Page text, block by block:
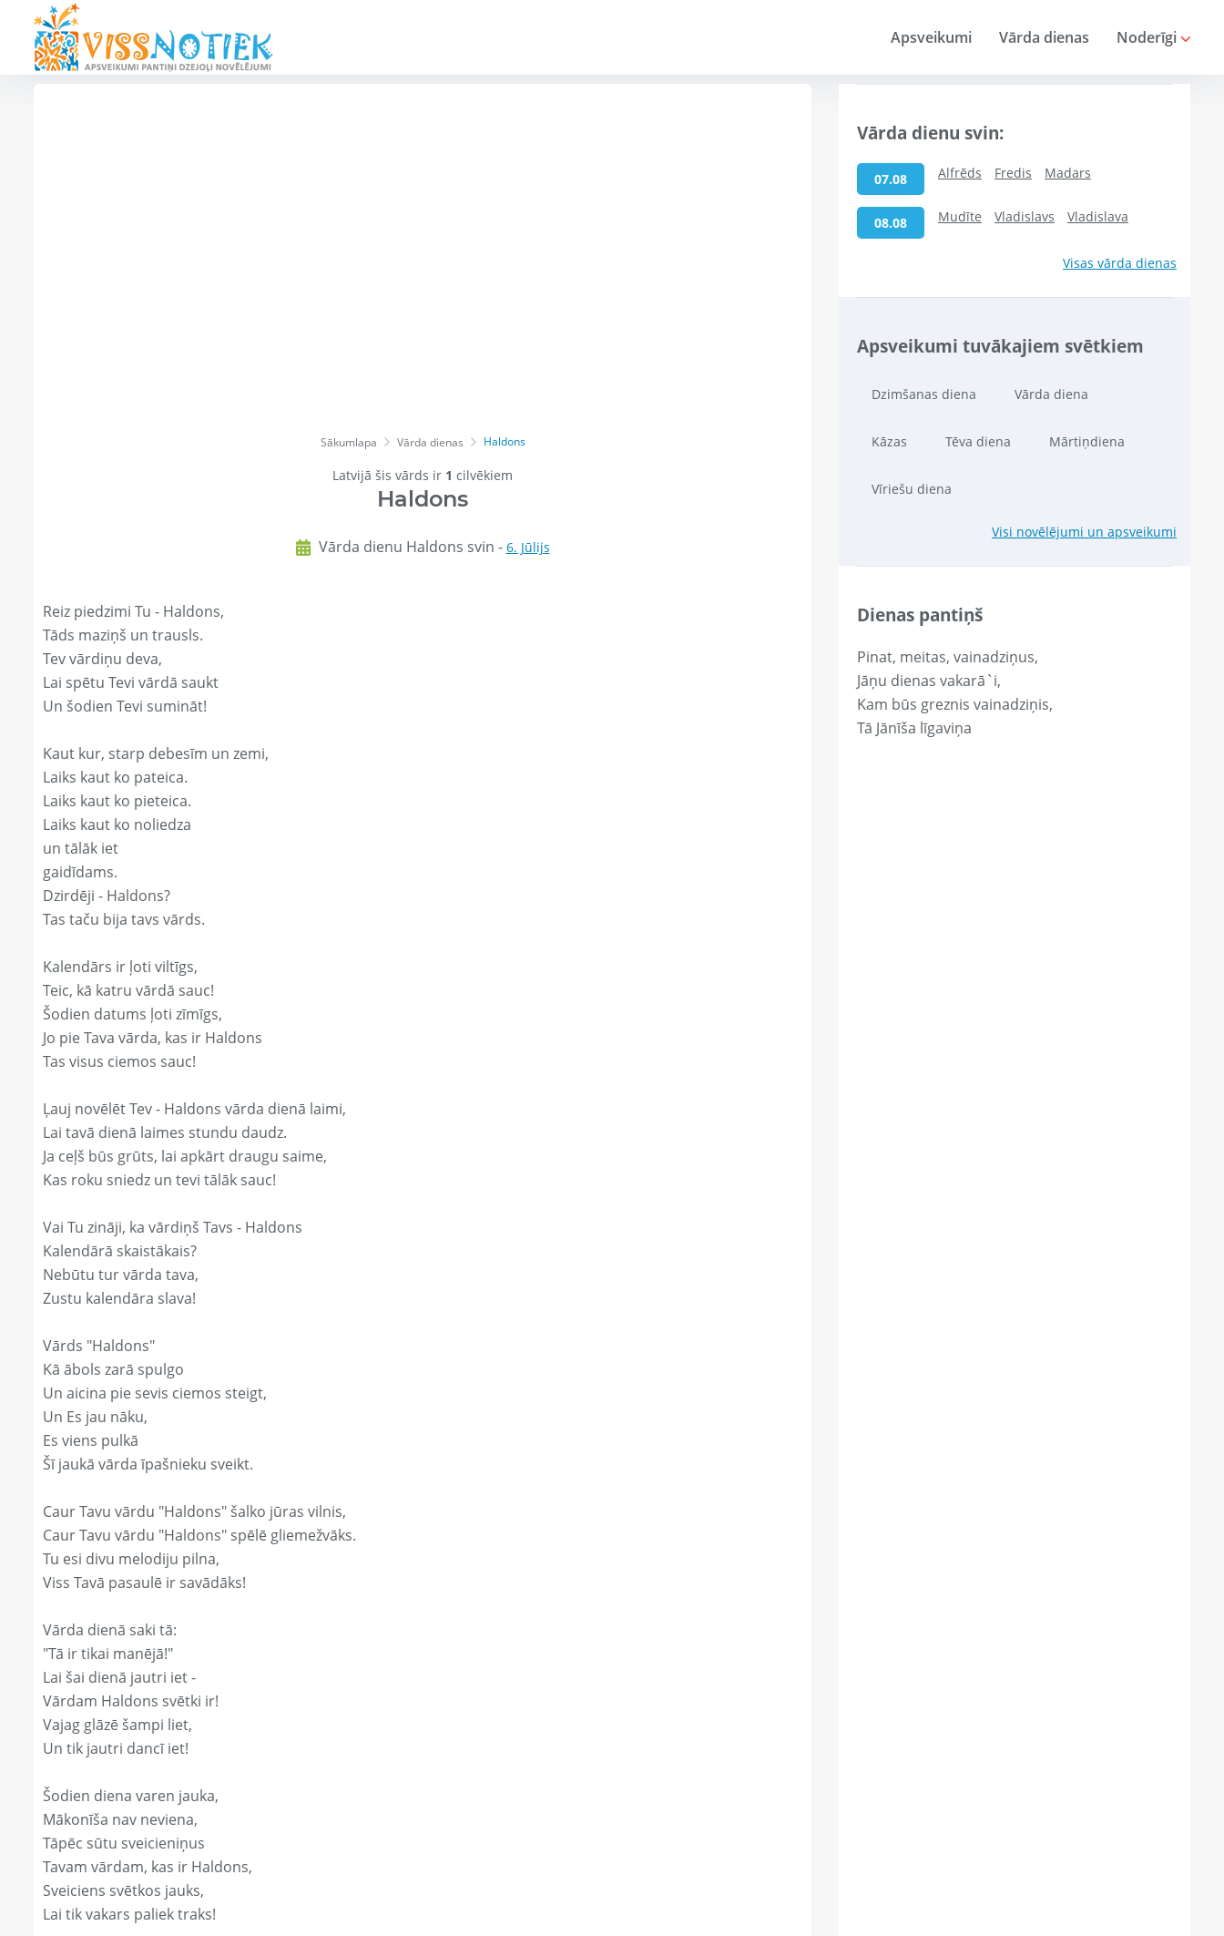
Apsveikumi Vārda dienas Noderīgi
Sākumlapa Vārda dienas Haldons
Latvijā šis vārds ir 1 cilvēkiem
Haldons
Vārda dienu Haldons svin - 6. Jūlijs
Reiz piedzimi Tu - Haldons,
Tāds maziņš un trausls.
Tev vārdiņu deva,
Lai spētu Tevi vārdā saukt
Un šodien Tevi sumināt!
Kaut kur, starp debesīm un zemi,
Laiks kaut ko pateica.
Laiks kaut ko pieteica.
Laiks kaut ko noliedza
un tālāk iet
gaidīdams.
Dzirdēji - Haldons?
Tas taču bija tavs vārds.
Kalendārs ir ļoti viltīgs,
Teic, kā katru vārdā sauc!
Šodien datums ļoti zīmīgs,
Jo pie Tava vārda, kas ir Haldons
Tas visus ciemos sauc!
Ļauj novēlēt Tev - Haldons vārda dienā laimi,
Lai tavā dienā laimes stundu daudz.
Ja ceļš būs grūts, lai apkārt draugu saime,
Kas roku sniedz un tevi tālāk sauc!
Vai Tu zināji, ka vārdiņš Tavs - Haldons
Kalendārā skaistākais?
Nebūtu tur vārda tava,
Zustu kalendāra slava!
Vārds "Haldons"
Kā ābols zarā spulgo
Un aicina pie sevis ciemos steigt,
Un Es jau nāku,
Es viens pulkā
Šī jaukā vārda īpašnieku sveikt.
Caur Tavu vārdu "Haldons" šalko jūras vilnis,
Caur Tavu vārdu "Haldons" spēlē gliemežvāks.
Tu esi divu melodiju pilna,
Viss Tavā pasaulē ir savādāks!
Vārda dienā saki tā:
"Tā ir tikai manējā!"
Lai šai dienā jautri iet -
Vārdam Haldons svētki ir!
Vajag glāzē šampi liet,
Un tik jautri dancī iet!
Šodien diena varen jauka,
Mākonīša nav neviena,
Tāpēc sūtu sveicieniņus
Tavam vārdam, kas ir Haldons,
Sveiciens svētkos jauks,
Lai tik vakars paliek traks!
Vārda dienu svin:
07.08 Alfrēds Fredis Madars
08.08 Mudīte Vladislavs Vladislava
Visas vārda dienas
Apsveikumi tuvākajiem svētkiem
Dzimšanas diena Vārda diena
Kāzas Tēva diena Mārtiņdiena
Vīriešu diena
Visi novēlējumi un apsveikumi
Dienas pantiņš
Pinat, meitas, vainadziņus,
Jāņu dienas vakarā`i,
Kam būs greznis vainadziņis,
Tā Jānīša līgaviņa